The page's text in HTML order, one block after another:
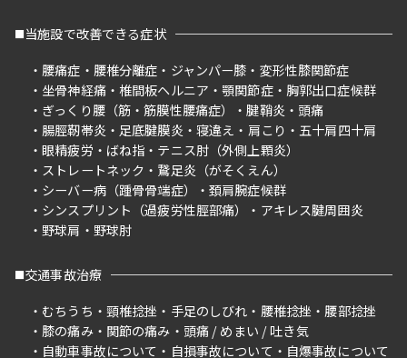
当施設で改善できる症状
腰痛症
腰椎分離症 ジャンパー膝
変形性膝関節症
坐骨神経痛
椎間板ヘルニア 顎関節症
胸郭出口症候群
ぎっくり腰（筋・筋膜性腰痛症）
腱鞘炎
頭痛
腸脛靭帯炎
足底腱膜炎 寝違え 肩こり
五十肩四十肩
眼精疲労
ばね指
テニス肘（外側上顆炎）
ストレートネック
鵞足炎（がそくえん）
シーバー病（踵骨骨端症）
頚肩腕症候群
シンスプリント（過疲労性脛部痛）
アキレス腱周囲炎
野球肩
野球肘
交通事故治療
むちうち
頸椎捻挫 手足のしびれ 腰椎捻挫
腰部捻挫
膝の痛み
関節の痛み
頭痛 / めまい / 吐き気
自動車事故について
自損事故について 自爆事故について